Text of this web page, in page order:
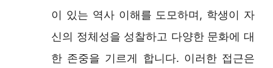
이 있는 역사 이해를 도모하며, 학생이 자
신의 정체성을 성찰하고 다양한 문화에 대
한 존중을 기르게 합니다. 이러한 접근은